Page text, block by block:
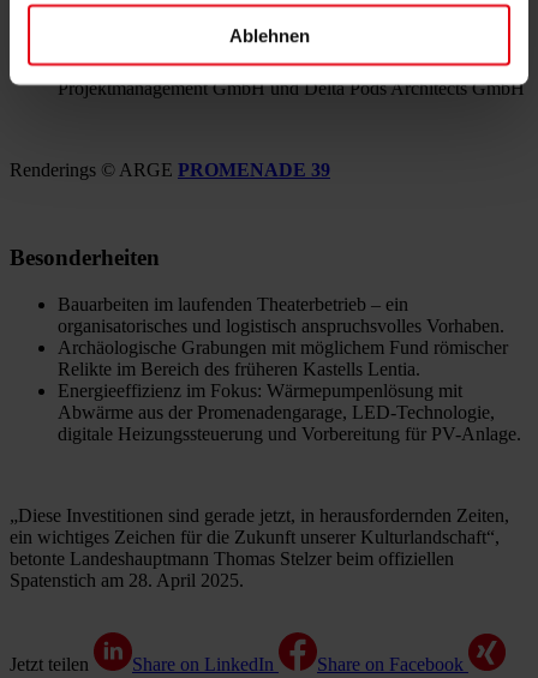
Ablehnen
Örtliche Bauaufsicht (ÖBA) in ARGE Neumayer
Projektmanagement GmbH und Delta Pods Architects GmbH
Renderings © ARGE PROMENADE 39
Besonderheiten
Bauarbeiten im laufenden Theaterbetrieb – ein
organisatorisches und logistisch anspruchsvolles Vorhaben.
Archäologische Grabungen mit möglichem Fund römischer
Relikte im Bereich des früheren Kastells Lentia.
Energieeffizienz im Fokus: Wärmepumpenlösung mit
Abwärme aus der Promenadengarage, LED-Technologie,
digitale Heizungssteuerung und Vorbereitung für PV-Anlage.
„Diese Investitionen sind gerade jetzt, in herausfordernden Zeiten,
ein wichtiges Zeichen für die Zukunft unserer Kulturlandschaft“,
betonte Landeshauptmann Thomas Stelzer beim offiziellen
Spatenstich am 28. April 2025.
Jetzt teilen Share on LinkedIn
Share on Facebook